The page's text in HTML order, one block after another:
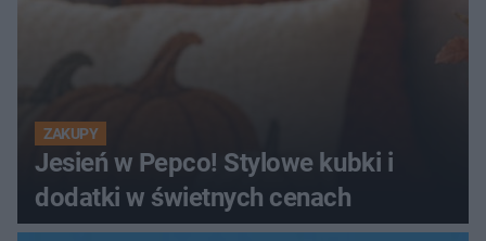
ZAKUPY
Jesień w Pepco! Stylowe kubki i
dodatki w świetnych cenach